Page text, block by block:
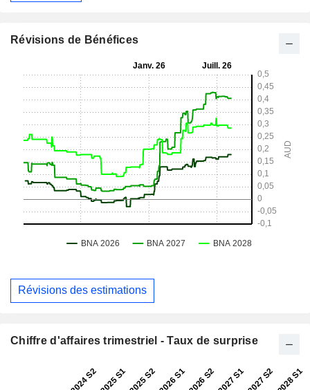
Révisions de Bénéfices
Révisions des estimations
Chiffre d'affaires trimestriel - Taux de surprise